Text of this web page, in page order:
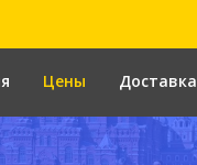
Цены Доставка